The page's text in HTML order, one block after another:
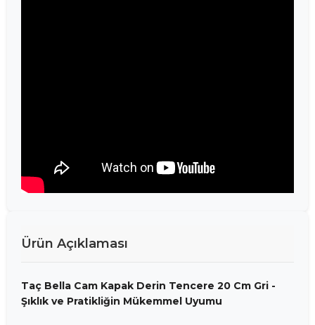
Ürün Açıklaması
Taç Bella Cam Kapak Derin Tencere 20 Cm Gri -
Şıklık ve Pratikliğin Mükemmel Uyumu